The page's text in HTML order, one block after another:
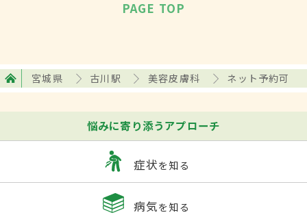
PAGE TOP
宮城県 古川駅 美容皮膚科 ネット予約可
悩みに寄り添うアプローチ
症状を知る
病気を知る